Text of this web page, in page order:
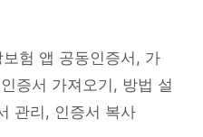
험 앱 공동인증서 , 가
증서 가져오기 , 방법 설
관리, 인증서 복사